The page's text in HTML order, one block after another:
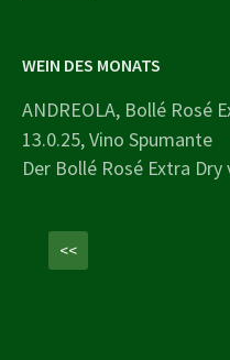
WEIN DES MONATS
ANDREOLA, Bollé Rosé
13.0.25, Vino Spumante
Der Bollé Rosé Extra Dry
<<